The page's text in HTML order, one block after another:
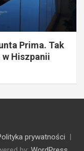
Prima. Tak
Hiszpanii
prywatności